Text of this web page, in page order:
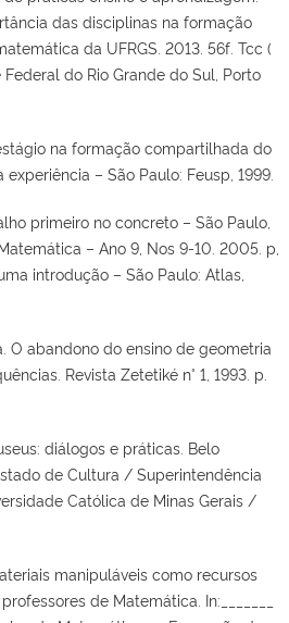
das disciplinas na formação
da UFRGS. 2013. 56f. Tcc (
do Rio Grande do Sul, Porto
na formação compartilhada do
– São Paulo: Feusp, 1999.
primeiro no concreto – São Paulo,
– Ano 9, Nos 9-10. 2005. p,
introdução – São Paulo: Atlas,
O abandono do ensino de geometria
Revista Zetetiké n° 1, 1993. p.
diálogos e práticas. Belo
de Cultura / Superintendência
Católica de Minas Gerais /
manipuláveis como recursos
de Matemática. In:_______